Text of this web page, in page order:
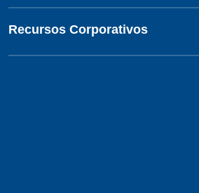
Recursos Corporativos